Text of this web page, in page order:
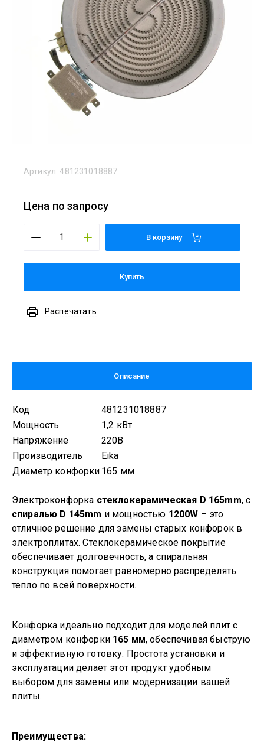
Артикул: 481231018887
Цена по запросу
В корзину
Купить
Распечатать
Описание
Код
481231018887
Мощность
1,2 кВт
Напряжение
220В
Производитель
Eika
Диаметр конфорки 165 мм
Электроконфорка стеклокерамическая D 165mm, с
спиралью D 145mm и мощностью 1200W – это
отличное решение для замены старых конфорок в
электроплитах. Стеклокерамическое покрытие
обеспечивает долговечность, а спиральная
конструкция помогает равномерно распределять
тепло по всей поверхности.
Конфорка идеально подходит для моделей плит с
диаметром конфорки 165 мм, обеспечивая быструю
и эффективную готовку. Простота установки и
эксплуатации делает этот продукт удобным
выбором для замены или модернизации вашей
плиты.
Преимущества: